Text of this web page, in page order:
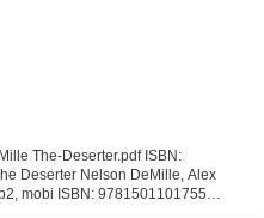
The-Deserter.pdf ISBN:
Deserter Nelson DeMille, Alex
mobi ISBN: 9781501101755